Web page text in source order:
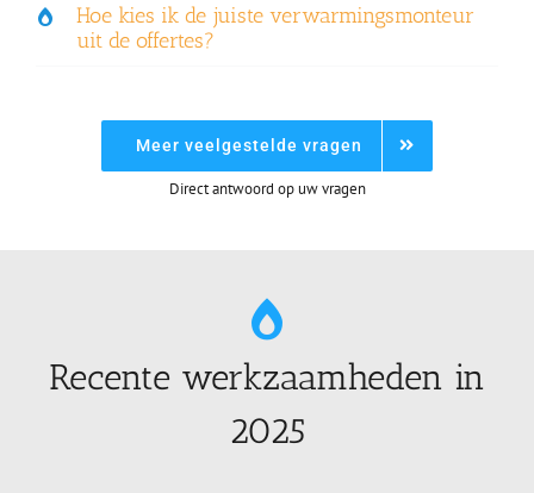
Hoe kies ik de juiste verwarmingsmonteur
uit de offertes?
Meer veelgestelde vragen
Direct antwoord op uw vragen
Recente werkzaamheden in
2025